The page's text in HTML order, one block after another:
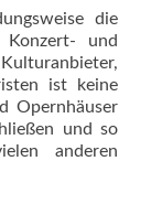
die
Konzert- und
ist keine
Opernhäuser
und so
anderen